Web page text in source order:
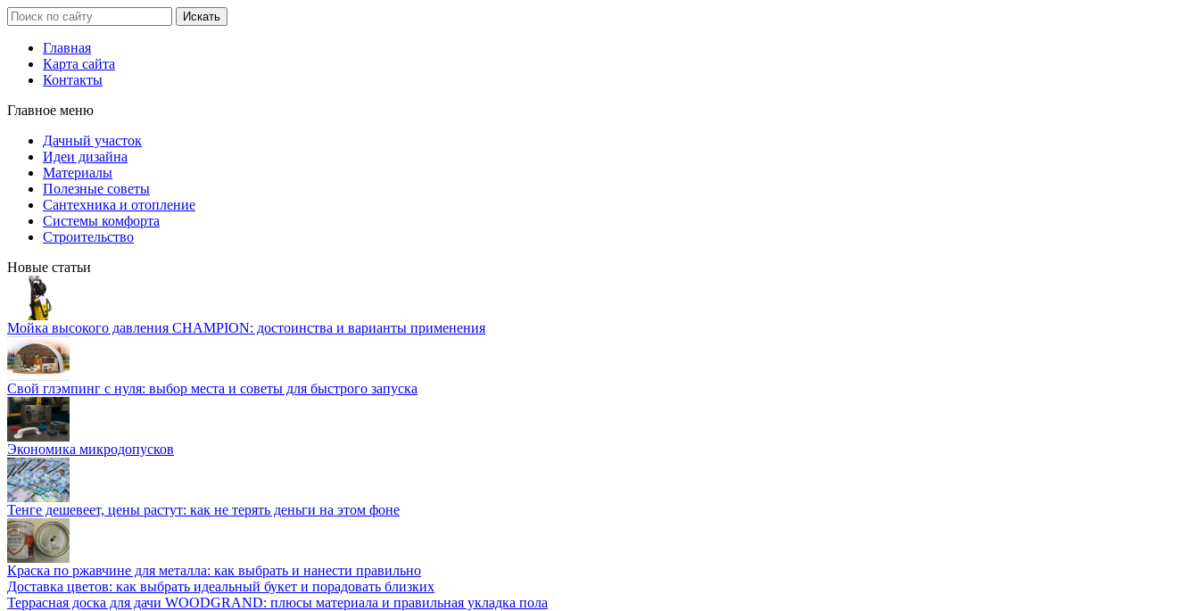
Главная
Карта сайта
Контакты
Главное меню
Дачный участок
Идеи дизайна
Материалы
Полезные советы
Сантехника и отопление
Системы комфорта
Строительство
Новые статьи
Мойка высокого давления CHAMPION: достоинства и варианты применения
Свой глэмпинг с нуля: выбор места и советы для быстрого запуска
Экономика микродопусков
Тенге дешевеет, цены растут: как не терять деньги на этом фоне
Краска по ржавчине для металла: как выбрать и нанести правильно
Доставка цветов: как выбрать идеальный букет и порадовать близких
Террасная доска для дачи WOODGRAND: плюсы материала и правильная укладка пола